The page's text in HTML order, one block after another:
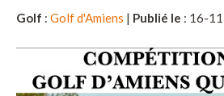
Golf : Golf d'Amiens | Publié le : 16-